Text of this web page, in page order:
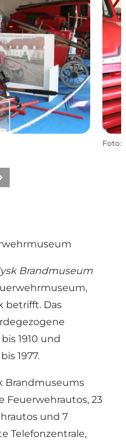
Foto:
Brandmuseum
betrifft. Das
1910 und
1977.
Brandmuseums
Feuerwehrautos, 23
und 7
Telefonzentrale,